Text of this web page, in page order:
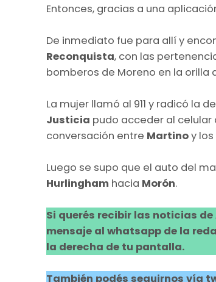
Entonces, gracias a una
De inmediato fue para allí y
Reconquista, con las
bomberos de Moreno en la orilla
La mujer llamó al 911 y radicó la
Justicia pudo acceder al celular
conversación entre Martinoy
Luego se supo que el auto del
Hurlingham hacia Morón.
Si querés recibir las noticias
mensaje al whatsapp de la
la derecha de tu pantalla.
También podés seguirnos vía